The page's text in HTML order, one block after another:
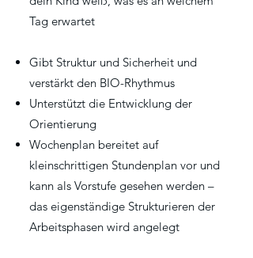
Tag erwartet
Gibt Struktur und Sicherheit und
verstärkt den BIO-Rhythmus
Unterstützt die Entwicklung der
Orientierung
Wochenplan bereitet auf
kleinschrittigen Stundenplan vor und
kann als Vorstufe gesehen werden –
das eigenständige Strukturieren der
Arbeitsphasen wird angelegt